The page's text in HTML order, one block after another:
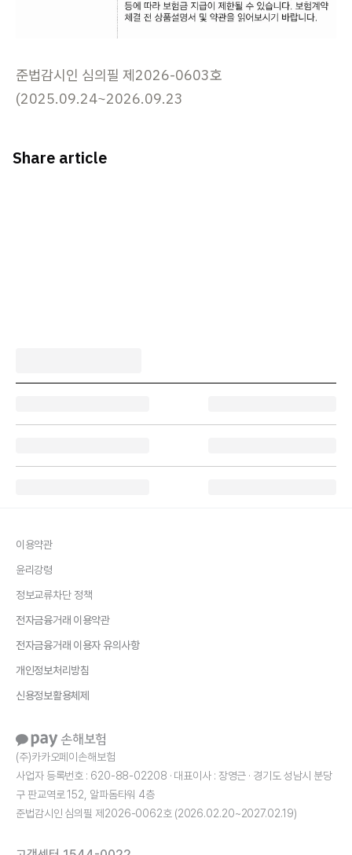
준법감시인 심의필 제2026-0603호
(2025.09.24~2026.09.23
Share article
이용약관
윤리강령
정보교류차단 정책
전자금융거래 이용약관
전자금융거래 이용자 유의사항
개인정보처리방침
신용정보활용체제
(주)카카오페이손해보험
사업자 등록번호 : 620-88-02208 · 대표이사 : 장영근 · 경기도 성남시 분당
구 판교역로 152, 알파돔타워 4층
준법감시인 심의필 제2026-0062호 (2026.02.20~2027.02.19)